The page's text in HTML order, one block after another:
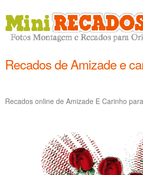
Recados de Amizade e
Recados online de Amizade E Carinho